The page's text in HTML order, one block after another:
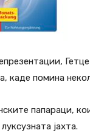
каде помина
папараци,
јахта.